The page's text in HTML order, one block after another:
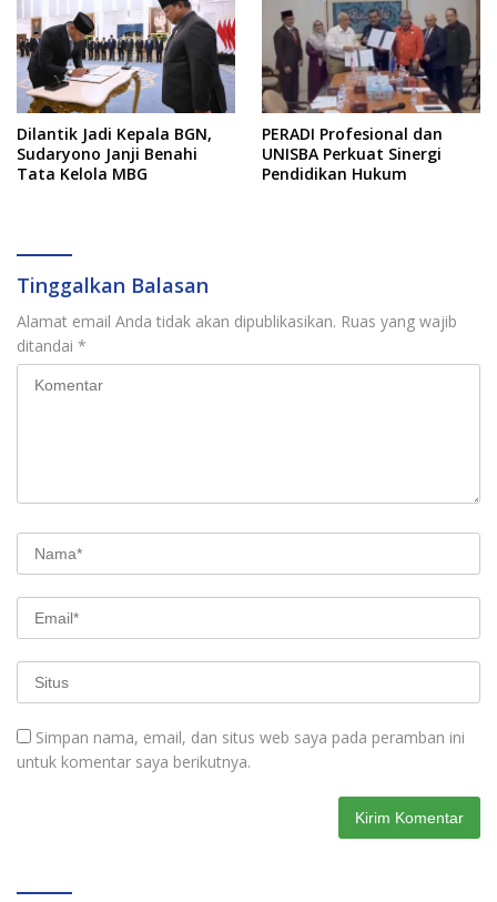
Dilantik Jadi Kepala BGN,
Sudaryono Janji Benahi
Tata Kelola MBG
PERADI Profesional dan
UNISBA Perkuat Sinergi
Pendidikan Hukum
Tinggalkan Balasan
Alamat email Anda tidak akan dipublikasikan. Ruas yang wajib
ditandai *
Simpan nama, email, dan situs web saya pada peramban ini
untuk komentar saya berikutnya.